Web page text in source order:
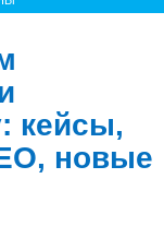
кейсы,
новые